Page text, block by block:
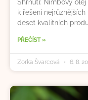
Shrnutí: Nimbový
k řešení
deset kvalitních
PŘEČÍST »
Zorka Švarcová 6. 8.